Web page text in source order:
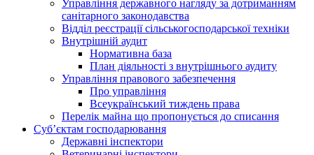
Управління державного нагляду за дотриманням
санітарного законодавства
Відділ реєстрації сільськогосподарської техніки
Внутрішній аудит
Нормативна база
План діяльності з внутрішнього аудиту
Управління правового забезпечення
Про управління
Всеукраїнський тиждень права
Перелік майна що пропонується до списання
Суб’єктам господарювання
Державні інспектори